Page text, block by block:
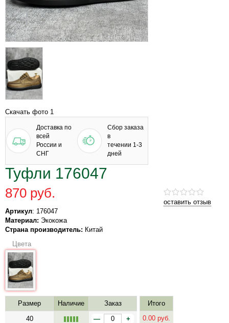
Скачать фото 1
Доставка по
всей
России и
СНГ
Сбор заказа
в
течении 1-3
дней
Туфли 176047
оставить отзыв
870 руб.
Артикул: 176047
Материал: Экокожа
Страна производитель: Китай
Цвета
Размер Наличие
Заказ
40
— +
Итого
0.00 руб.